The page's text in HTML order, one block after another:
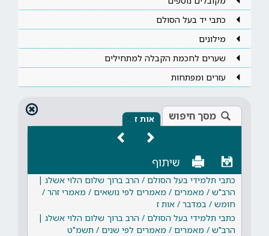
כתבי יד בעל הסולם
מילונים
שערים לחכמת הקבלה למתחילים
עזרים ומפתחות
מסך חיפוש אות ז ×
שיתוף
כתבי תלמידי בעל הסולם / הרב ברוך שלום הלוי אשלג |
הרב"ש / מאמרים / מאמרים לפי נושאים / מאמרי זהר /
חומש / במדבר / אות ז
כתבי תלמידי בעל הסולם / הרב ברוך שלום הלוי אשלג |
הרב"ש / מאמרים / מאמרים לפי שנים / תשמ"ט